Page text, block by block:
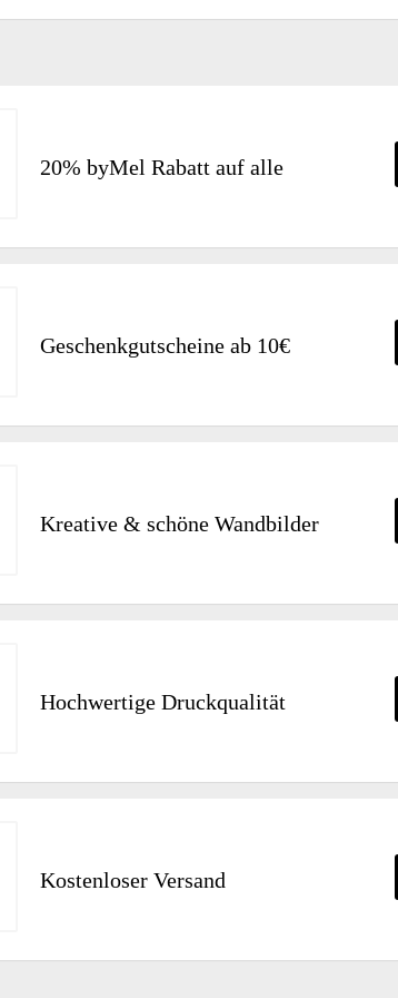
20% byMel Rabatt auf alle
Geschenkgutscheine ab 10€
Kreative & schöne Wandbilder
Hochwertige Druckqualität
Kostenloser Versand